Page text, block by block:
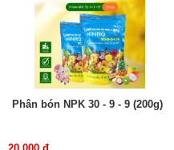
Phân bón NPK 30 - 9 - 9 (200g)